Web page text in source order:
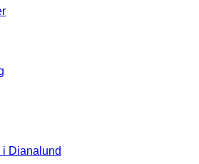
i Dianalund